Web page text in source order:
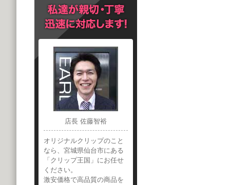
店長 佐藤智裕
オリジナルクリップのこと
なら、宮城県仙台市にある
「クリップ王国」にお任せ
ください。
激安価格で高品質の商品を